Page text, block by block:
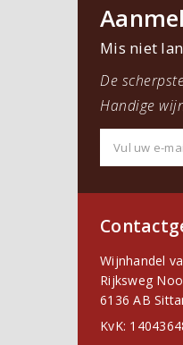
Mis niet
De
Handige
Wijnhandel
Rijksweg
6136 AB
KvK: